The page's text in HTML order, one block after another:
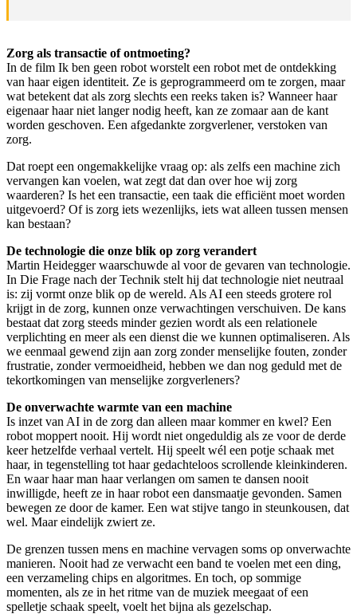
Zorg als transactie of ontmoeting?
In de film Ik ben geen robot worstelt een robot met de ontdekking
van haar eigen identiteit. Ze is geprogrammeerd om te zorgen, maar
wat betekent dat als zorg slechts een reeks taken is? Wanneer haar
eigenaar haar niet langer nodig heeft, kan ze zomaar aan de kant
worden geschoven. Een afgedankte zorgverlener, verstoken van
zorg.
Dat roept een ongemakkelijke vraag op: als zelfs een machine zich
vervangen kan voelen, wat zegt dat dan over hoe wij zorg
waarderen? Is het een transactie, een taak die efficiënt moet worden
uitgevoerd? Of is zorg iets wezenlijks, iets wat alleen tussen mensen
kan bestaan?
De technologie die onze blik op zorg verandert
Martin Heidegger waarschuwde al voor de gevaren van technologie.
In Die Frage nach der Technik stelt hij dat technologie niet neutraal
is: zij vormt onze blik op de wereld. Als AI een steeds grotere rol
krijgt in de zorg, kunnen onze verwachtingen verschuiven. De kans
bestaat dat zorg steeds minder gezien wordt als een relationele
verplichting en meer als een dienst die we kunnen optimaliseren. Als
we eenmaal gewend zijn aan zorg zonder menselijke fouten, zonder
frustratie, zonder vermoeidheid, hebben we dan nog geduld met de
tekortkomingen van menselijke zorgverleners?
De onverwachte warmte van een machine
Is inzet van AI in de zorg dan alleen maar kommer en kwel? Een
robot moppert nooit. Hij wordt niet ongeduldig als ze voor de derde
keer hetzelfde verhaal vertelt. Hij speelt wél een potje schaak met
haar, in tegenstelling tot haar gedachteloos scrollende kleinkinderen.
En waar haar man haar verlangen om samen te dansen nooit
inwilligde, heeft ze in haar robot een dansmaatje gevonden. Samen
bewegen ze door de kamer. Een wat stijve tango in steunkousen, dat
wel. Maar eindelijk zwiert ze.
De grenzen tussen mens en machine vervagen soms op onverwachte
manieren. Nooit had ze verwacht een band te voelen met een ding,
een verzameling chips en algoritmes. En toch, op sommige
momenten, als ze in het ritme van de muziek meegaat of een
spelletje schaak speelt, voelt het bijna als gezelschap.